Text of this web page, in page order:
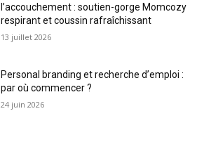
l’accouchement : soutien-gorge Momcozy
respirant et coussin rafraîchissant
13 juillet 2026
Personal branding et recherche d’emploi :
par où commencer ?
24 juin 2026